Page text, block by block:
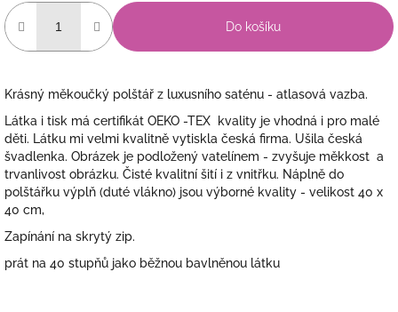
Do košíku
Krásný měkoučký polštář z luxusního saténu - atlasová vazba.
Látka i tisk má certifikát OEKO -TEX kvality je vhodná i pro malé
děti. Látku mi velmi kvalitně vytiskla česká firma. Ušila česká
švadlenka. Obrázek je podložený vatelínem - zvyšuje měkkost a
trvanlivost obrázku. Čisté kvalitní šití i z vnitřku. Náplně do
polštářku výplň (duté vlákno) jsou výborné kvality - velikost 40 x
40 cm,
Zapínání na skrytý zip.
prát na 40 stupňů jako běžnou bavlněnou látku